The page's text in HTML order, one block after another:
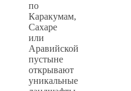
по
Каракумам,
Сахаре
или
Аравийской
пустыне
открывают
уникальные